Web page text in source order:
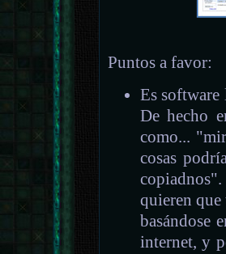
Puntos a favor:
Es
De hecho
como...
cosas
quieren que
basándose
internet, y